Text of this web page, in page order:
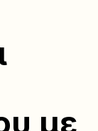
με